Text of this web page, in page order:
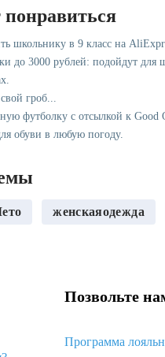
школьнику в 9 класс на
до 3000 рублей: подойдут для
гроб...
футболку с отсылкой к Good
обуви в любую погоду.
женскаяодежда